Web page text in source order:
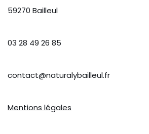
59270 Bailleul
03 28 49 26 85
contact@naturalybailleul.fr
Mentions légales